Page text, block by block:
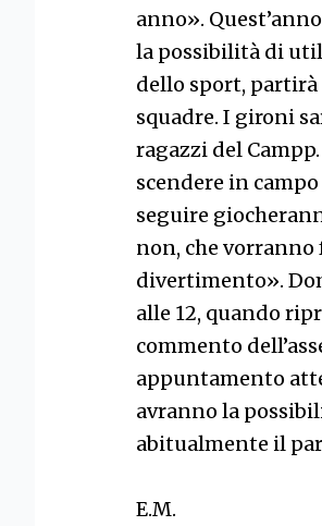
anno».
la possibilità di
dello sport,
squadre. I gironi
ragazzi del
scendere in
seguire
non, che vorranno
divertimento».
alle 12, quando
commento
appuntamento
avranno la
abitualmente il
E.M.